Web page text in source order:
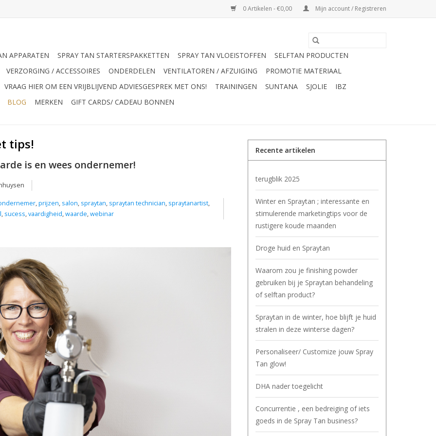
0 Artikelen - €0,00 Mijn account / Registreren
APPARATEN SPRAY TAN STARTERSPAKKETTEN SPRAY TAN VLOEISTOFFEN
SELFTAN PRODUCTEN
VERZORGING / ACCESSOIRES
ONDERDELEN VENTILATOREN / AFZUIGING
PROMOTIE MATERIAAL
VRAAG HIER OM EEN VRIJBLIJVEND ADVIESGESPREK MET ONS!
TRAININGEN SUNTANA SJOLIE
IBZ
BLOG
MERKEN GIFT CARDS/ CADEAU BONNEN
tips!
is en wees ondernemer!
,prijzen, salon, spraytan, spraytan technician, spraytanartist,
, sucess,vaardigheid,waarde,webinar
Recente artikelen
terugblik 2025
Winter en Spraytan ; interessante en
stimulerende marketingtips voor de
rustigere koude maanden
Droge huid en Spraytan
Waarom zou je finishing powder
gebruiken bij je Spraytan behandeling
of selftan product?
Spraytan in de winter, hoe blijft je huid
stralen in deze winterse dagen?
Personaliseer/ Customize jouw Spray
Tan glow!
DHA nader toegelicht
Concurrentie , een bedreiging of iets
goeds in de Spray Tan business?